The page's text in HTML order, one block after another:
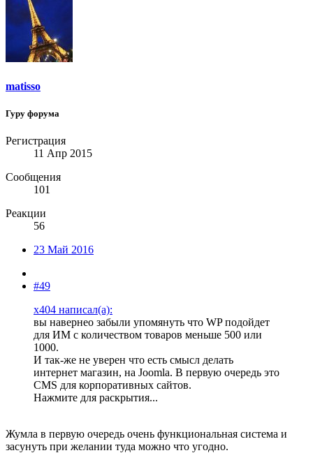
matisso
Гуру форума
Регистрация
11 Апр 2015
Сообщения
101
Реакции
56
23 Май 2016
#49
x404 написал(а):
вы навернео забыли упомянуть что WP подойдет
для ИМ с количеством товаров меньше 500 или
1000.
И так-же не уверен что есть смысл делать
интернет магазин, на Joomla. В первую очередь это
CMS для корпоративных сайтов.
Нажмите для раскрытия...
Жумла в первую очередь очень функциональная система и
засунуть при желании туда можно что угодно.